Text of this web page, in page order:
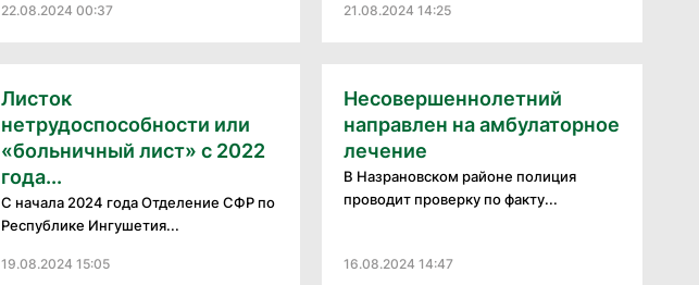
22.08.2024 00:37 21.08.2024 14:25
Листок
нетрудоспособности или
«больничный лист» с 2022
года...
С начала 2024 года Отделение СФР по
Республике Ингушетия...
19.08.2024 15:05
Несовершеннолетний
направлен на амбулаторное
лечение
В Назрановском районе полиция
проводит проверку по факту...
16.08.2024 14:47